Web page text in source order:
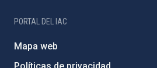
PORTAL DEL IAC
Mapa web